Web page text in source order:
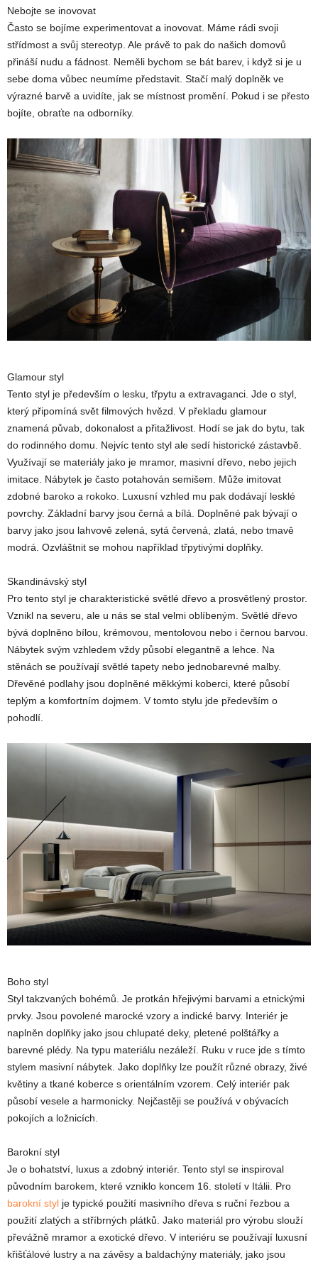
Nebojte se inovovat
Často se bojíme experimentovat a inovovat. Máme rádi svoji
střídmost a svůj stereotyp. Ale právě to pak do našich domovů
přináší nudu a fádnost. Neměli bychom se bát barev, i když si je u
sebe doma vůbec neumíme představit. Stačí malý doplněk ve
výrazné barvě a uvidíte, jak se místnost promění. Pokud i se přesto
bojíte, obraťte na odborníky.
Glamour styl
Tento styl je především o lesku, třpytu a extravaganci. Jde o styl,
který připomíná svět filmových hvězd. V překladu glamour
znamená půvab, dokonalost a přitažlivost. Hodí se jak do bytu, tak
do rodinného domu. Nejvíc tento styl ale sedí historické zástavbě.
Využívají se materiály jako je mramor, masivní dřevo, nebo jejich
imitace. Nábytek je často potahován semišem. Může imitovat
zdobné baroko a rokoko. Luxusní vzhled mu pak dodávají lesklé
povrchy. Základní barvy jsou černá a bílá. Doplněné pak bývají o
barvy jako jsou lahvově zelená, sytá červená, zlatá, nebo tmavě
modrá. Ozvláštnit se mohou například třpytivými doplňky.
Skandinávský styl
Pro tento styl je charakteristické světlé dřevo a prosvětlený prostor.
Vznikl na severu, ale u nás se stal velmi oblíbeným. Světlé dřevo
bývá doplněno bílou, krémovou, mentolovou nebo i černou barvou.
Nábytek svým vzhledem vždy působí elegantně a lehce. Na
stěnách se používají světlé tapety nebo jednobarevné malby.
Dřevěné podlahy jsou doplněné měkkými koberci, které působí
teplým a komfortním dojmem. V tomto stylu jde především o
pohodlí.
Boho styl
Styl takzvaných bohémů. Je protkán hřejivými barvami a etnickými
prvky. Jsou povolené marocké vzory a indické barvy. Interiér je
naplněn doplňky jako jsou chlupaté deky, pletené polštářky a
barevné plédy. Na typu materiálu nezáleží. Ruku v ruce jde s tímto
stylem masivní nábytek. Jako doplňky lze použít různé obrazy, živé
květiny a tkané koberce s orientálním vzorem. Celý interiér pak
působí vesele a harmonicky. Nejčastěji se používá v obývacích
pokojích a ložnicích.
Barokní styl
Je o bohatství, luxus a zdobný interiér. Tento styl se inspiroval
původním barokem, které vzniklo koncem 16. století v Itálii. Pro
barokní styl je typické použití masivního dřeva s ruční řezbou a
použití zlatých a stříbrných plátků. Jako materiál pro výrobu slouží
převážně mramor a exotické dřevo. V interiéru se používají luxusní
křišťálové lustry a na závěsy a baldachýny materiály, jako jsou